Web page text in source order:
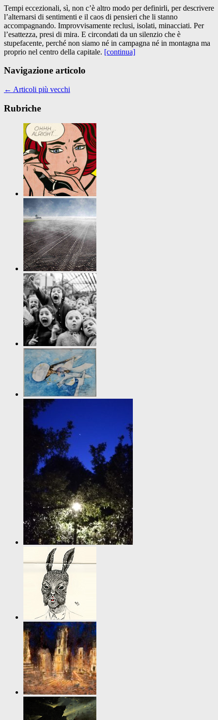
Tempi eccezionali, sì, non c’è altro modo per definirli, per descrivere
l’alternarsi di sentimenti e il caos di pensieri che li stanno
accompagnando. Improvvisamente reclusi, isolati, minacciati. Per
l’esattezza, presi di mira. E circondati da un silenzio che è
stupefacente, perché non siamo né in campagna né in montagna ma
proprio nel centro della capitale. [continua]
Navigazione articolo
← Articoli più vecchi
Rubriche